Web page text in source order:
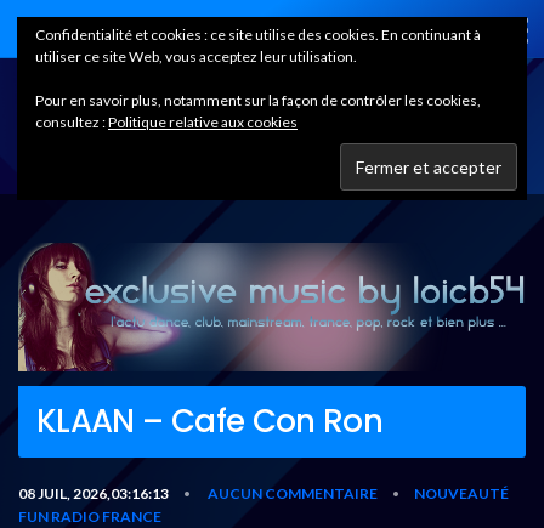
Home
KLAAN – Cafe Con Ron
08 JUIL, 2026,03:16:13 • AUCUN COMMENTAIRE •
NOUVEAUTÉ
FUN RADIO FRANCE
Confidentialité et cookies : ce site utilise des cookies. En continuant à
utiliser ce site Web, vous acceptez leur utilisation.
Pour en savoir plus, notamment sur la façon de contrôler les cookies,
consultez :Politique relative aux cookies